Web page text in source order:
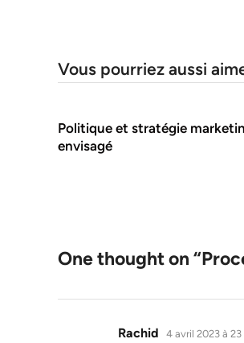
Vous pourriez aussi
Politique et stratégie
envisagé
One thought on “
Rachid dit :
4 avril 2023 à